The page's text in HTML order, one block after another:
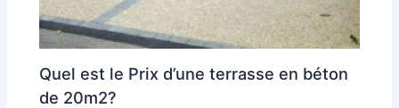
Quel est le Prix d’une terrasse en béton
de 20m2?